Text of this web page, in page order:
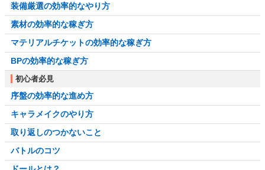
装備厳選の効率的なやり方
素材の効率的な稼ぎ方
マテリアルチケットの効率的な稼ぎ方
BPの効率的な稼ぎ方
初心者必見
序盤の効率的な進め方
キャラメイクのやり方
取り返しのつかないこと
バトルのコツ